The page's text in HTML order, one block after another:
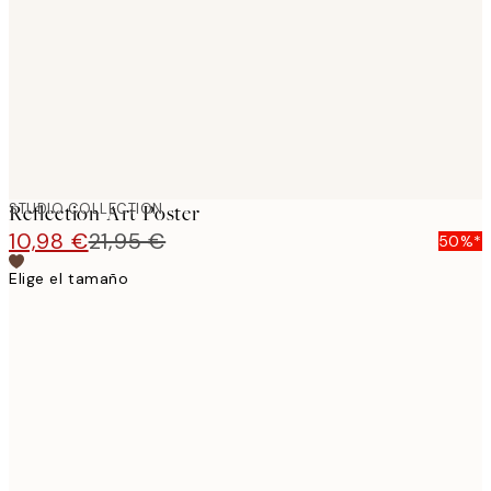
STUDIO COLLECTION
Reflection Art Poster
10,98 €21,95 €
50%*
Elige el tamaño